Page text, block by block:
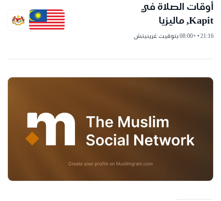
أوقات الصلاة في
Kapit, ماليزيا
21:16 • +08:00 بتوقيت غرينيتش